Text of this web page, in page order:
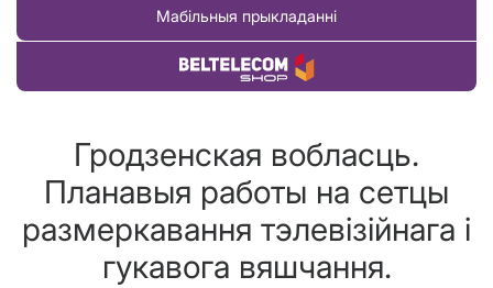
Мабільныя прыкладанні
Купіць тавар
Гродзенская вобласць.
Планавыя работы на сетцы
размеркавання тэлевізійнага і
гукавога вяшчання.